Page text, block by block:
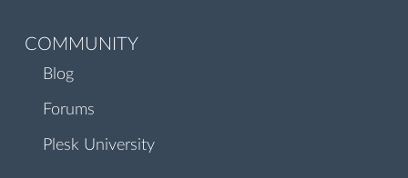
COMMUNITY
Blog
Forums
Plesk University